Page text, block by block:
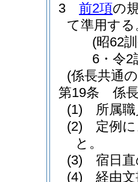
3
前2項の
て準用する
(昭62
6・令2
(係長共通
第19条
係
(1)
所属
(2)
定例
と。
(3)
宿日
(4)
経由